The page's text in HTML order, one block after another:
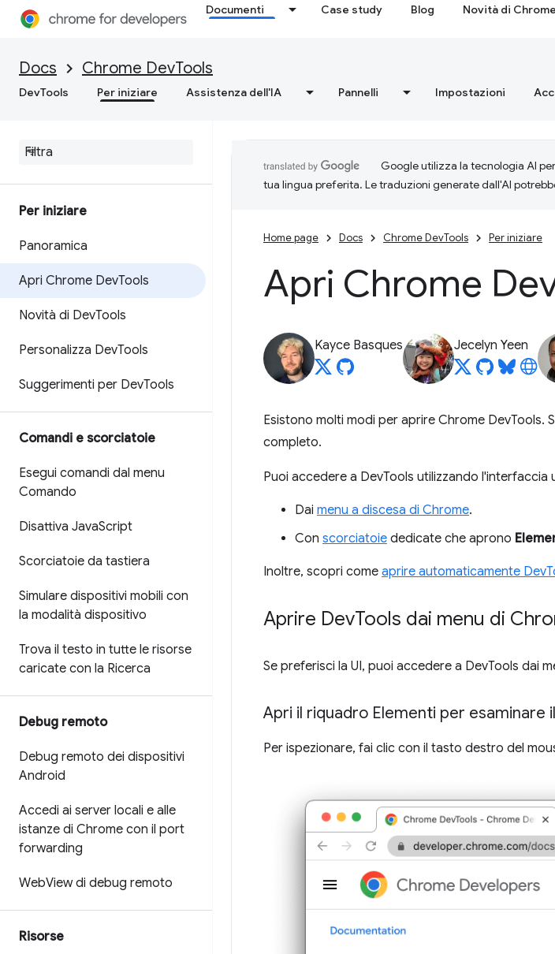
Documenti Case study Blog Novità di Chrome
Docs Chrome DevTools
DevTools Per iniziare Assistenza dell'IA Pannelli Impostazioni
Per iniziare
Panoramica
Apri Chrome DevTools
Novità di DevTools
Personalizza DevTools
Suggerimenti per DevTools
Comandi e scorciatoie
Esegui comandi dal menu
Comando
Disattiva JavaScript
Scorciatoie da tastiera
Simulare dispositivi mobili con
la modalità dispositivo
Trova il testo in tutte le risorse
caricate con la Ricerca
Debug remoto
Debug remoto dei dispositivi
Android
Accedi ai server locali e alle
istanze di Chrome con il port
forwarding
WebView di debug remoto
Risorse
Google utilizza la tecnologia AI
tua lingua preferita. Le traduzioni generate dall'AI
Home page Docs Chrome DevTools Per iniziare
Apri Chrome
Kayce Basques Jecelyn Yeen
Esistono molti modi per aprire Chrome
completo.
Puoi accedere a DevTools utilizzando
Dai menu a discesa di Chrome.
Con scorciatoie dedicate che aprono
Inoltre, scopri come aprire automaticamente
Aprire DevTools dai menu di
Se preferisci la UI, puoi accedere a DevTools dai
Apri il riquadro Elementi per esaminare
Per ispezionare, fai clic con il tasto destro del